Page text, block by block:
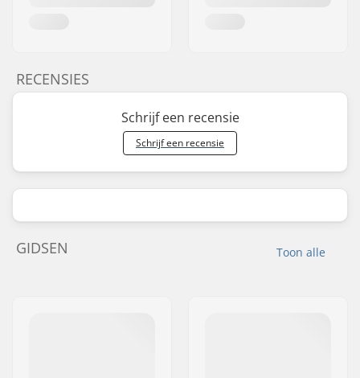
RECENSIES
Schrijf een recensie
Schrijf een recensie
Toon alle
GIDSEN